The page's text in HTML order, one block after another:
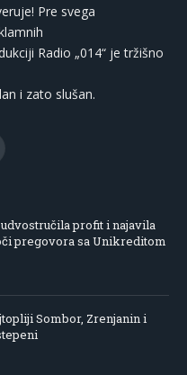
Pre svega
Radio „014“ je tržišno
i zato slušan.
profit i najavila
pregovora sa Unikreditom
Sombor, Zrenjanin i